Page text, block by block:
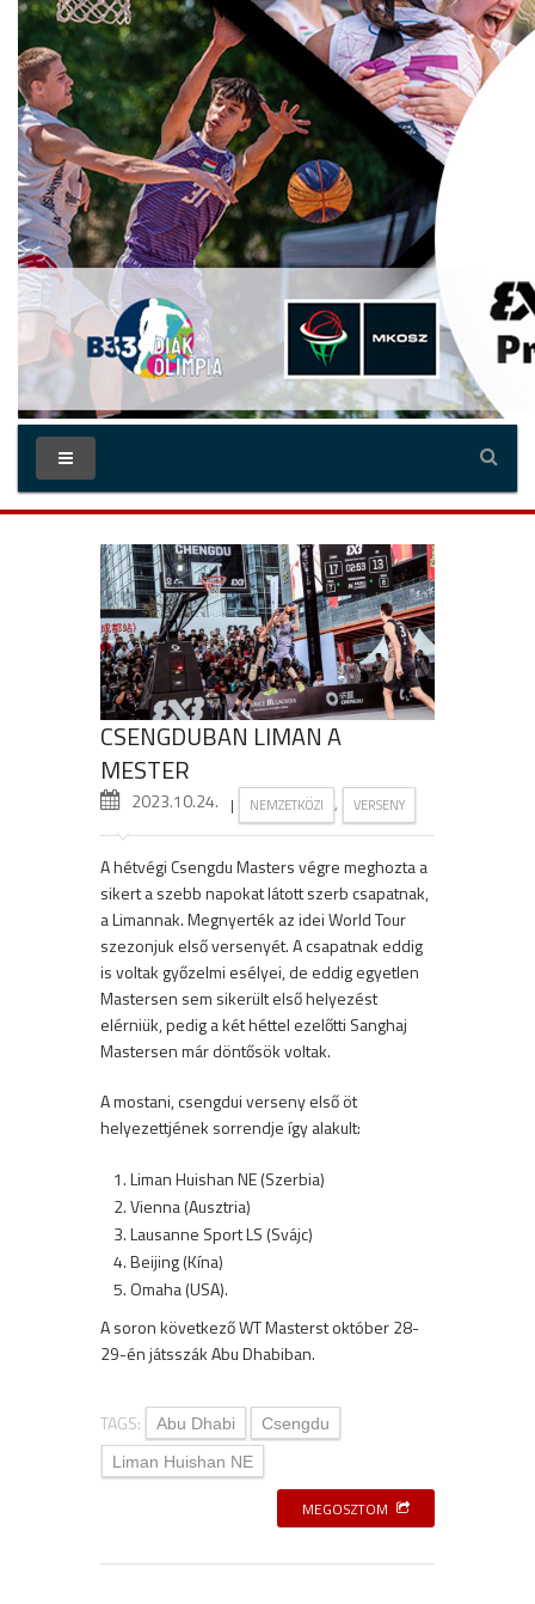
CSENGDUBAN LIMAN A
MESTER
2023.10.24. | NEMZETKÖZI , VERSENY
A hétvégi Csengdu Masters végre meghozta a
sikert a szebb napokat látott szerb csapatnak,
a Limannak. Megnyerték az idei World Tour
szezonjuk első versenyét. A csapatnak eddig
is voltak győzelmi esélyei, de eddig egyetlen
Mastersen sem sikerült első helyezést
elérniük, pedig a két héttel ezelőtti Sanghaj
Mastersen már döntősök voltak.
A mostani, csengdui verseny első öt
helyezettjének sorrendje így alakult:
Liman Huishan NE (Szerbia)
Vienna (Ausztria)
Lausanne Sport LS (Svájc)
Beijing (Kína)
Omaha (USA).
A soron következő WT Masterst október 28-
29-én játsszák Abu Dhabiban.
TAGS: Abu Dhabi
Csengdu
Liman Huishan NE
MEGOSZTOM